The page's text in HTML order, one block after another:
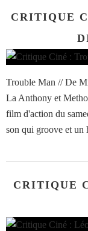
CRITIQUE
Trouble Man // De
La Anthony et
film d'action du
son qui groove et un
CRITIQUE